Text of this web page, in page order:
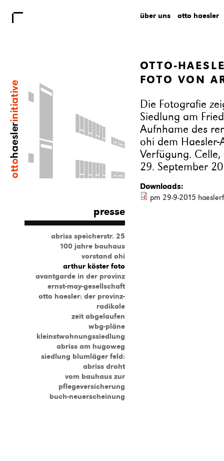
presse
abriss speicherstr. 25
100 jahre bauhaus
vorstand ohi
arthur köster foto
avantgarde in der provinz
ernst-may-gesellschaft
otto haesler: der provinz-
radikale
zeit abgelaufen
wbg-pläne
kleinstwohnungssiedlung
abriss am hugoweg
siedlung blumläger feld:
abriss droht
vom bauhaus zur
pflegeversicherung
buch-neuerscheinung
über uns otto haesler
OTTO-
FOTO VON
Die Fotografie
Siedlung am
Aufnhame des
ohi dem
Verfügung. Celle,
29. September
Downloads:
pm 29-9-2015